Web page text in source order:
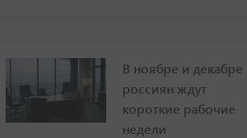
В ноябре и декабре
россиян ждут
короткие рабочие
недели